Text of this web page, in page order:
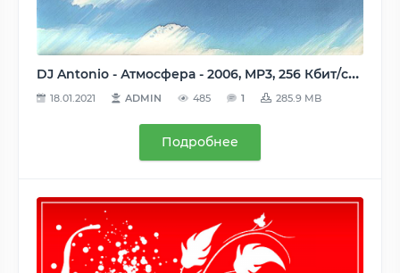
DJ Antonio - Атмосфера - 2006, MP3, 256 Кбит/сек
18.01.2021 ADMIN 485 1 285.9 MB
Подробнее